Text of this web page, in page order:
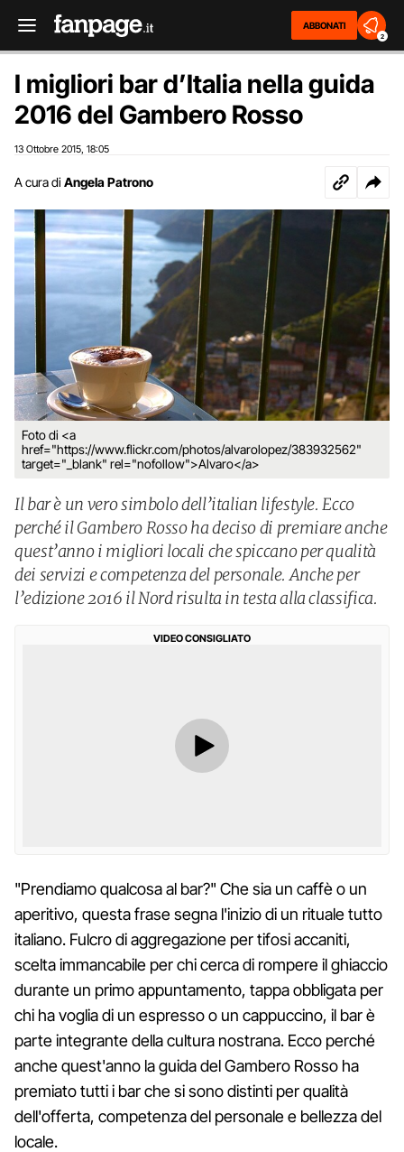
ABBONATI
2
I migliori bar d’Italia nella guida
2016 del Gambero Rosso
13 Ottobre 2015 18:05
A cura di Angela Patrono
Foto di <a
href="https://www.flickr.com/photos/alvarolopez/383932562"
target="_blank" rel="nofollow">Alvaro</a>
Il bar è un vero simbolo dell’italian lifestyle. Ecco
perché il Gambero Rosso ha deciso di premiare anche
quest’anno i migliori locali che spiccano per qualità
dei servizi e competenza del personale. Anche per
l’edizione 2016 il Nord risulta in testa alla classifica.
VIDEO CONSIGLIATO
"Prendiamo qualcosa al bar?" Che sia un caffè o un
aperitivo, questa frase segna l'inizio di un rituale tutto
italiano. Fulcro di aggregazione per tifosi accaniti,
scelta immancabile per chi cerca di rompere il ghiaccio
durante un primo appuntamento, tappa obbligata per
chi ha voglia di un espresso o un cappuccino, il bar è
parte integrante della cultura nostrana. Ecco perché
anche quest'anno la guida del Gambero Rosso ha
premiato tutti i bar che si sono distinti per qualità
dell'offerta, competenza del personale e bellezza del
locale.